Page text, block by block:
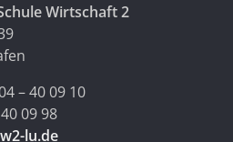
Wirtschaft 2
– 40 09 10
09 98
lu.de